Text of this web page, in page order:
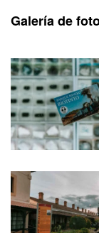
Galería de
Ampliar
Ampliar